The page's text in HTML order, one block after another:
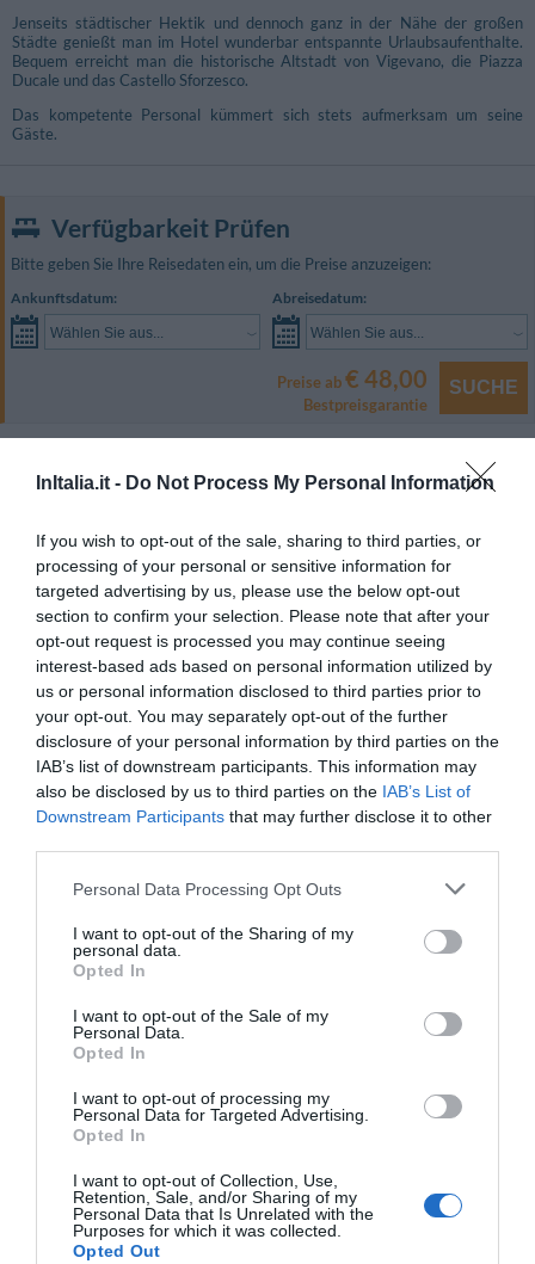
InItalia.it - Do Not Process My Personal Information
If you wish to opt-out of the sale, sharing to third parties, or
processing of your personal or sensitive information for
targeted advertising by us, please use the below opt-out
section to confirm your selection. Please note that after your
opt-out request is processed you may continue seeing
interest-based ads based on personal information utilized by
us or personal information disclosed to third parties prior to
your opt-out. You may separately opt-out of the further
disclosure of your personal information by third parties on the
IAB’s list of downstream participants. This information may
also be disclosed by us to third parties on the IAB’s List of
Downstream Participants that may further disclose it to other
Personal Data Processing Opt Outs
I want to opt-out of the Sharing of my
personal data.
Opted In
I want to opt-out of the Sale of my
Personal Data.
Opted In
I want to opt-out of processing my
Personal Data for Targeted Advertising.
Opted In
I want to opt-out of Collection, Use,
Retention, Sale, and/or Sharing of my
Personal Data that Is Unrelated with the
Purposes for which it was collected.
Opted Out
Andere Fotos
Jenseits städtischer Hektik und dennoch ganz in der Nähe der großen
Städte genießt man im Hotel wunderbar entspannte Urlaubsaufenthalte.
Bequem erreicht man die historische Altstadt von Vigevano, die Piazza
Ducale und das Castello Sforzesco.
Das kompetente Personal kümmert sich stets aufmerksam um seine
Gäste.
Verfügbarkeit Prüfen
Bitte geben Sie Ihre Reisedaten ein, um die Preise anzuzeigen:
Ankunftsdatum:
Wählen Sie aus...
Abreisedatum:
Wählen Sie aus...
Preise ab€ 48,00
Bestpreisgarantie
SUCHE
Zweibettzimmer 2 PREISE ANZEIGEN
Doppelbettzimmer 2 PREISE ANZEIGEN
Dreibettzimmer 3 PREISE ANZEIGEN
Zweibettzimmer mit Nutzung als
Einzelzimmer
1 PREISE ANZEIGEN
Die Locanda Milano bietet 14 Zimmer verschiedener Kategorien
(Einzelzimmer, Doppelzimmer für eine Person, Doppel-, Zweibett- und
Dreibett-Zimmer), die im Haupthaus und einer Dependance verteilt sind.
Die lärmisolierten, geschmackvoll eingerichteten Zimmer sind mit
Direktwahltelefon, gratis W-LAN, LCD-Fernseher mit Sat-TV, Minibar,
Safe, Klimaanlage und einem eigenen Bad ausgestattet.
Verfügbare Zimmer: Einzelzimmer, Zweibettzimmer, Doppelbettzimmer,
Dreibettzimmer, Zweibettzimmer mit Nutzung als Einzelzimmer.
Fernsehzimmer
Gepäckaufbewahrung
Haustiere werden akzeptiert
akzeptiert
Gemeinschaftsräumen
Lesezimmer
Mehrsprachiges Personal
Rezeption - rund um die Uhr
Safe
Tageszeitungen
Touristen- Informationen
Restaurant und Bar
Im Restaurant Locanda Milano genießt man Spezialitäten der lokalen
Küche wie Pilze, Trüffel, frisches Gemüse und Fleisch, Carpaccio,
Steinpilzrisotto und -Tagliatelle, Risotto und Kalbshaxe nach Mailänder Art,
Schnecken und Frosch.
Auf Anfrage werden individuelle Menüs für Veranstaltungen angeboten.
Leistungen gegen Bezahlung
Bügeldienst
Bankett- /Empfangssaal
Cafeteria
Diätküche
Empfänge / Festessen / Feiern
Essen für Gruppen
Merkmale des Hotels
Barrierefreier Zugang
Behindertengerechte Zimmer
Business-Hotel